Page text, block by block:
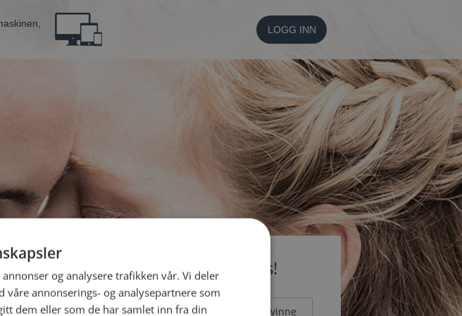
LOGG INN
Bli medlem gratis!
Jeg er en: Mann Kvinne
og analysere trafikken vår. Vi deler
annonserings- og analysepartnere som
dem eller som de har samlet inn fra din